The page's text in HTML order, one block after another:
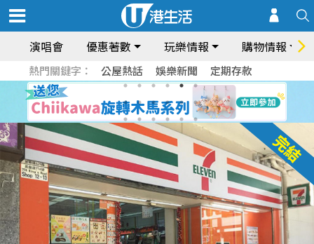
演唱會 優惠著數 玩樂情報 購物情報
熱門關鍵字： 公屋熱話 娛樂新聞 定期存款